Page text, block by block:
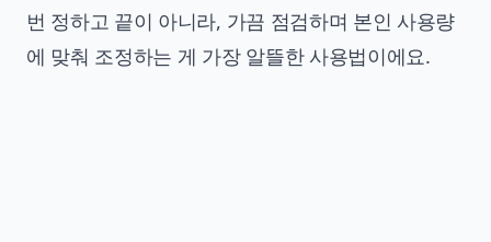
번 정하고 끝이 아니라, 가끔 점검하며 본인 사용량
에 맞춰 조정하는 게 가장 알뜰한 사용법이에요.